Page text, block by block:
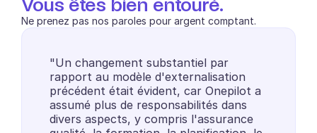
Vous êtes bien entouré.
Ne prenez pas nos paroles pour argent comptant.
"Un changement substantiel par
rapport au modèle d'externalisation
précédent était évident, car Onepilot a
assumé plus de responsabilités dans
divers aspects, y compris l'assurance